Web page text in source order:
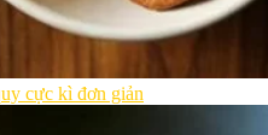
cực kì đơn giản